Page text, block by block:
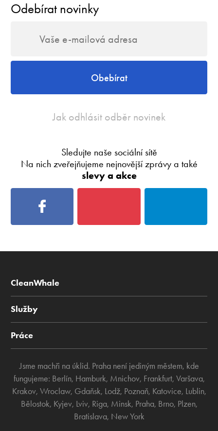
Odebírat novinky
Obebírat
Jak odhlásit odběr novinek
Sledujte naše sociální sítě
Na nich zveřejňujeme nejnovější zprávy a také
slevy a akce
CleanWhale
Služby
Práce
Jsme machři na úklid. Praha není jediným městem, kde
fungujeme: Berlín, Hamburk, Mnichov, Frankfurt, Varšava,
Krakov, Wroclaw, Gdaňsk, Lodž, Poznaň, Katovice, Lublin,
Bělostok, Kyjev, Lviv, Riga, Minsk, Praha, Brno, Plzen,
Bratislava, New York